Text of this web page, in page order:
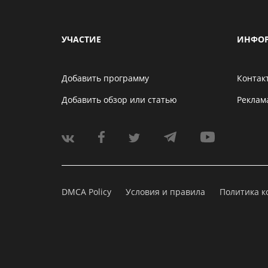
УЧАСТИЕ
Добавить программу
Добавить обзор или статью
DMCA Policy Условия и правила
Политика